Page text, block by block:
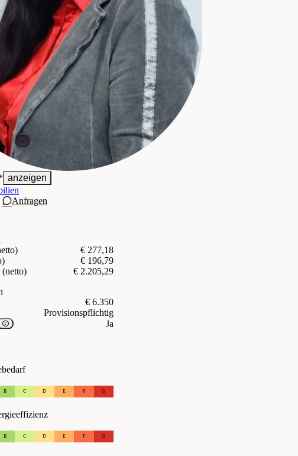
B C D E F G
B C D E F G
€ 277,18
€ 196,79
(netto)
€ 2.205,29
€ 6.350
Provisionspflichtig
Ja
anzeigen
Anfragen